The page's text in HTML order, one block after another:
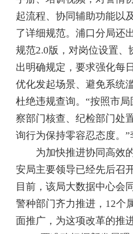
起流程、协同辅助功能以
了详细规范。浦口分局还
规范2.0版，对岗位设置
出明确规定，要求强化每
优化发起场景、避免系统
杜绝违规查询。“按照市
察部门核查、纪检部门处
询行为保持零容忍态度。”
为加快推进协同高效的
安局主要领导已经先后召
目前，该局大数据中心会
警种部门齐力推进，12个
面推广，为这项改革的推